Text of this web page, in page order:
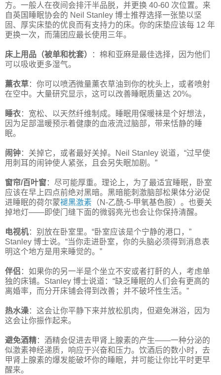
方。一般人在夜间会排汗半品脱，并更换 40-60 次位置。来
自英国睡眠协会的 Neil Stanley 博士推荐选择一张垫以坚
固、厚实床垫的优良而有支持力的床。你的床垫应该每 12 年
更换一次，而蒲团应最长使用三年。
床上用品（被单和枕套）
：棉和亚麻是最佳选择，因为他们
可以吸收更多湿气。
薰衣草：你可以喷洒微量薰衣草油到你的枕头上，或者喷射
在空中。大量研究显示，这可以改善睡眠质量达 20%。
睡衣：宽松、以天然纤维制成。睡眠用保暖袜是个好想法，
因为足部温暖预示着健康的血液流过脑部，带来恬静的睡
眠。
闹钟：关掉它，或者最好关掉。Neil Stanley 说道，“过早使
用刺耳的闹钟使人紧张，且会另失眠加剧。”
窗帘/百叶窗：尽可能厚重。理论上，为了最适宜睡眠，卧室
应该在早上四点前绝对黑暗。黑暗能刺激脑部松果体分泌促
进睡眠的荷尔蒙褪黑激素 （N-乙酰-5-甲氧基色胺）。也要关
掉地灯——即使门缝下面的微弱亮光也会让你保持清醒。
电视机：别放在卧室里。“卧室应该是个宁静的港口，”
Stanley 博士说。“当你走进卧室，你的头脑必须得到消息表
明这个地方是用来睡觉的。”
伴侣 ：如果你的另一半是个坐立不安或者打鼾的人，考虑单
独的床铺。Stanley 博士说道：“缺乏睡眠的人们会有更高的
离婚率，而分开床铺会得到改善；并不破坏性生活。”
热水澡：这会让你平静下来并放松肌肉，但避免淋浴，因为
这会让你振作起来。
避免酒精：酒精会促进去甲肾上腺素的产生——一种分泌的
似激素神经递质，响应于兴奋和压力。饮酒后的数小时，去
甲肾上腺素的爆发能破坏你的睡眠，并可能让你比平时更早
醒来。